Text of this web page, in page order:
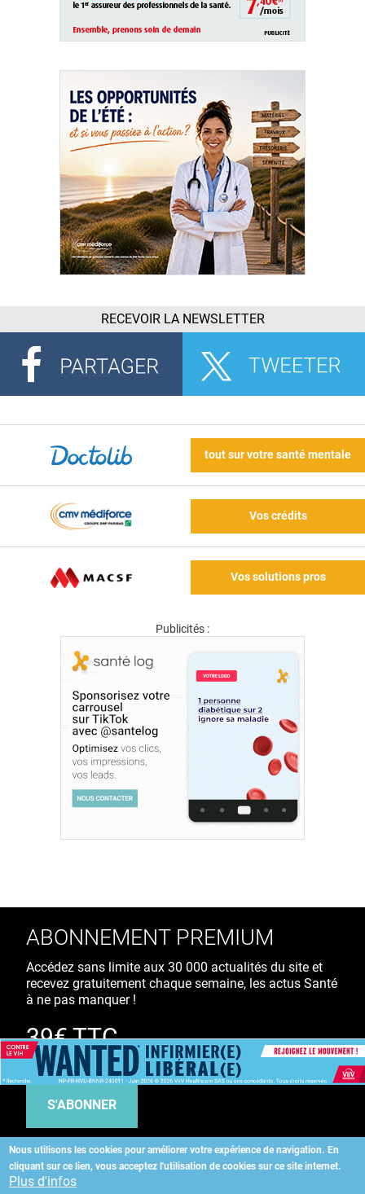
RECEVOIR LA NEWSLETTER
tout sur votre santé mentale
Vos crédits
Vos solutions pros
Publicités :
Nous utilisons les cookies pour améliorer votre expérience de navigation. En
cliquant sur ce lien, vous acceptez l'utilisation de cookies sur ce site internet.
Plus d'infos
ABONNEMENT PREMIUM
Accédez sans limite aux 30 000 actualités du site et
recevez gratuitement chaque semaine, les actus Santé
à ne pas manquer !
39€ TTC
/ an
S'ABONNER
Copyright